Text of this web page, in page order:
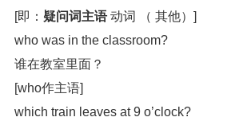
[即： 疑问词主语动词 （ 其他）]
who was in the classroom?
谁在教室里面？
[who作主语]
which train leaves at 9 o’clock?